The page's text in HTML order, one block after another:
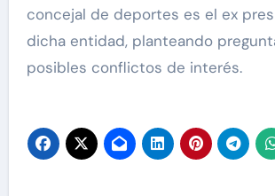
concejal de deportes es el ex
dicha entidad, planteando
posibles conflictos de interés.